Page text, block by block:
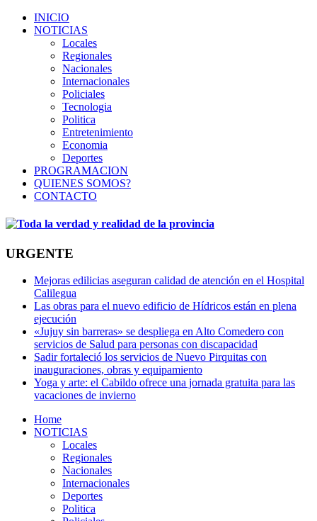
INICIO
NOTICIAS
Locales
Regionales
Nacionales
Internacionales
Policiales
Tecnologia
Politica
Entretenimiento
Economia
Deportes
PROGRAMACION
QUIENES SOMOS?
CONTACTO
URGENTE
Mejoras edilicias aseguran calidad de atención en el Hospital
Calilegua
Las obras para el nuevo edificio de Hídricos están en plena
ejecución
«Jujuy sin barreras» se despliega en Alto Comedero con
servicios de Salud para personas con discapacidad
Sadir fortaleció los servicios de Nuevo Pirquitas con
inauguraciones, obras y equipamiento
Yoga y arte: el Cabildo ofrece una jornada gratuita para las
vacaciones de invierno
Home
NOTICIAS
Locales
Regionales
Nacionales
Internacionales
Deportes
Politica